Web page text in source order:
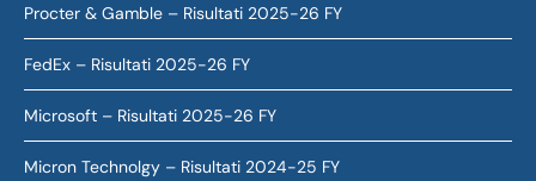
Procter & Gamble – Risultati 2025-26 FY
FedEx – Risultati 2025-26 FY
Microsoft – Risultati 2025-26 FY
Micron Technolgy – Risultati 2024-25 FY